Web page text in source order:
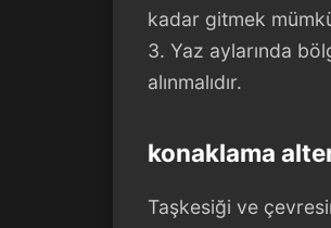
kadar gitmek
3. Yaz aylarında
alınmalıdır.
konaklama
Taşkesiği ve